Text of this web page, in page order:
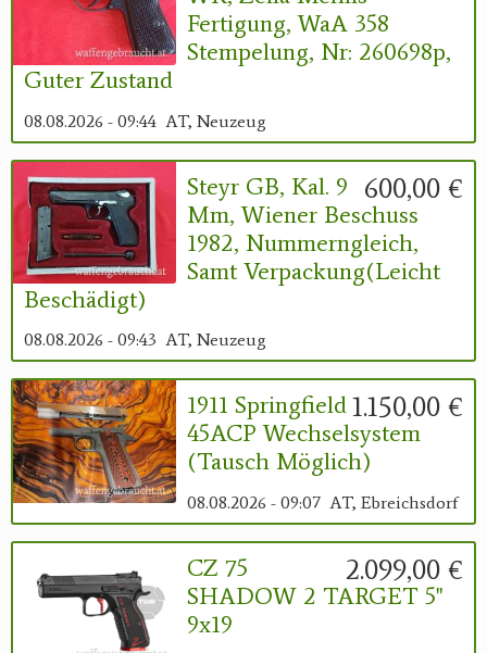
Fertigung, WaA 358
Stempelung, Nr: 260698p,
Guter Zustand
08.08.2026 - 09:44 AT, Neuzeug
600,00 €
Steyr GB, Kal. 9
Mm, Wiener Beschuss
1982, Nummerngleich,
Samt Verpackung(leicht
Beschädigt)
08.08.2026 - 09:43 AT, Neuzeug
1.150,00 €
1911 Springfield
45ACP Wechselsystem
(Tausch Möglich)
08.08.2026 - 09:07 AT, Ebreichsdorf
2.099,00 €
CZ 75
SHADOW 2 TARGET 5"
9x19